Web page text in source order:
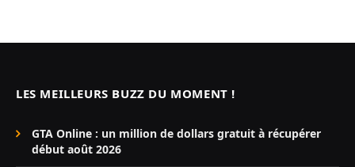
LES MEILLEURS BUZZ DU MOMENT !
GTA Online : un million de dollars gratuit à récupérer
début août 2026